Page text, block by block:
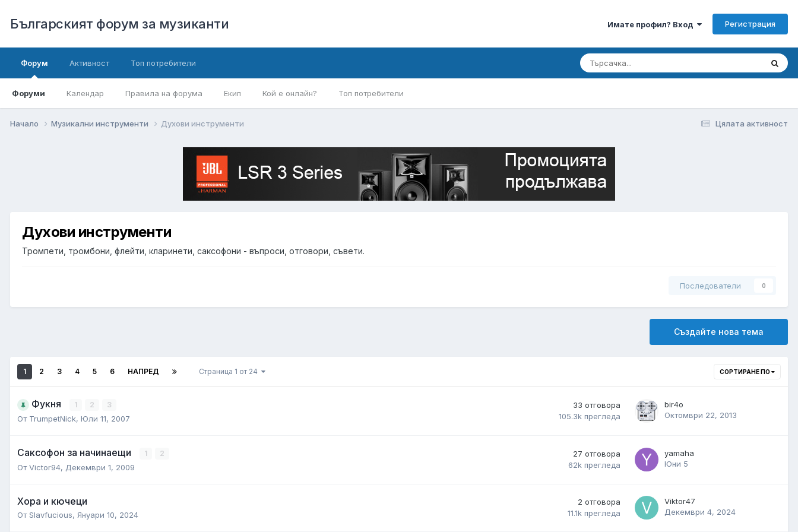
Българският форум за музиканти Имате профил? Вход Регистрация
Форум
Форуми Календар Правила на форума Екип Кой е онлайн? Топ потребители
Активност Топ потребители
Цялата активност
Начало Музикални инструменти Духови инструменти
Духови инструменти
Тромпети, тромбони, флейти, кларинети, саксофони - въпроси, отговори, съвети.
Последователи 0
Създайте нова тема
СОРТИРАНЕ ПО
1 2 3 4 5 6 НАПРЕД Страница 1 от 24
Фукня 1 2 3
От TrumpetNick, Юли 11, 2007
33 отговора
105.3k прегледа
bir4o
Октомври 22, 2013
Саксофон за начинаещи 1 2
ОтVictor94, Декември 1, 2009
27 отговора
62k прегледа
yamaha
Юни 5
Хора и кючеци
ОтSlavfucious, Януари 10, 2024
2 отговора
11.1k прегледа
Viktor47
Декември 4, 2024